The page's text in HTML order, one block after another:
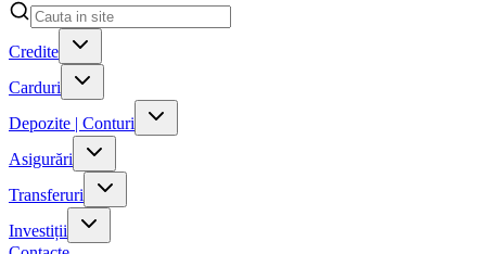
Credite
Carduri
Depozite | Conturi
Asigurări
Transferuri
Investiții